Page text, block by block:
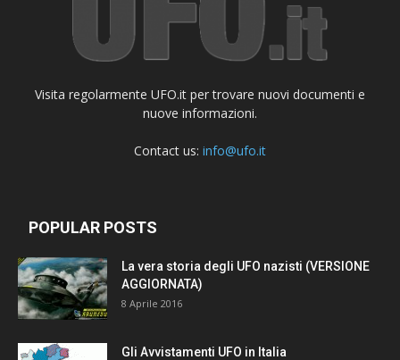
Visita regolarmente UFO.it per trovare nuovi documenti e
nuove informazioni.
Contact us: info@ufo.it
POPULAR POSTS
La vera storia degli UFO nazisti (VERSIONE
AGGIORNATA)
8 Aprile 2016
Gli Avvistamenti UFO in Italia